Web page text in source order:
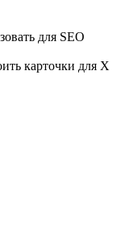
для SEO
карточки для X